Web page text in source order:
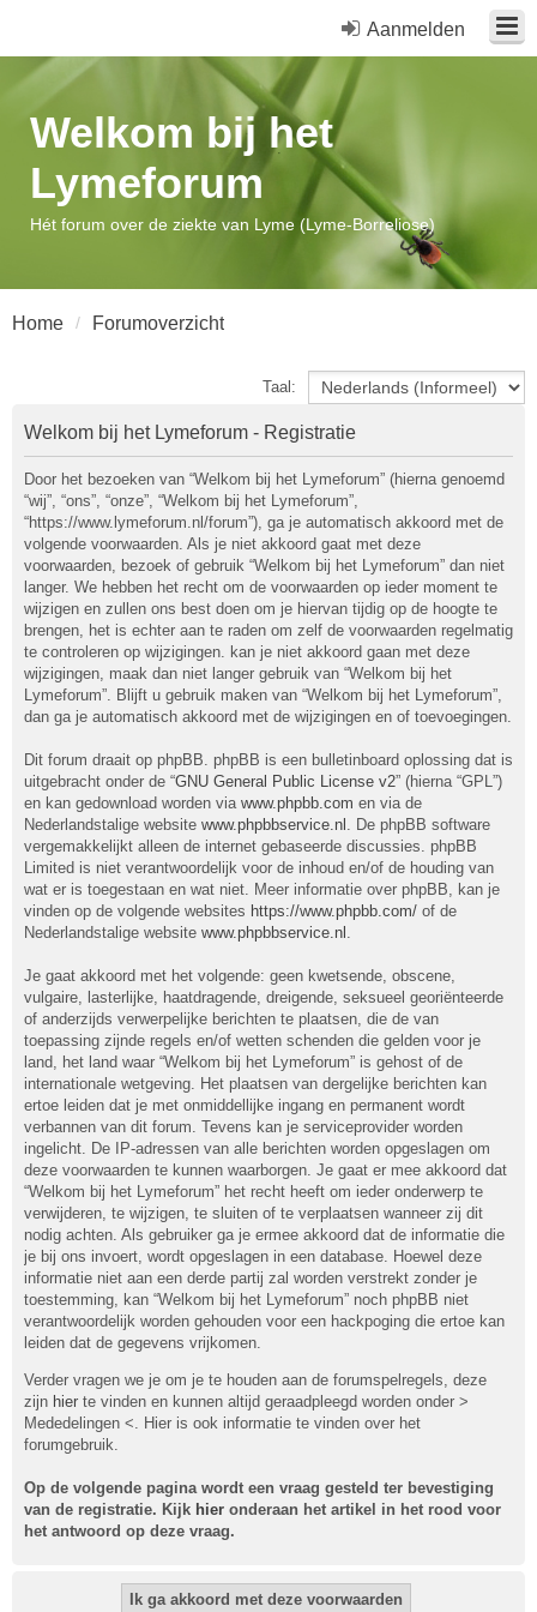
Aanmelden
Welkom bij het
Lymeforum
Hét forum over de ziekte van Lyme (Lyme-Borreliose)
Home Forumoverzicht
Taal:
Welkom bij het Lymeforum - Registratie
Door het bezoeken van “Welkom bij het Lymeforum” (hierna genoemd
“wij”, “ons”, “onze”, “Welkom bij het Lymeforum”,
“https://www.lymeforum.nl/forum”), ga je automatisch akkoord met de
volgende voorwaarden. Als je niet akkoord gaat met deze
voorwaarden, bezoek of gebruik “Welkom bij het Lymeforum” dan niet
langer. We hebben het recht om de voorwaarden op ieder moment te
wijzigen en zullen ons best doen om je hiervan tijdig op de hoogte te
brengen, het is echter aan te raden om zelf de voorwaarden regelmatig
te controleren op wijzigingen. kan je niet akkoord gaan met deze
wijzigingen, maak dan niet langer gebruik van “Welkom bij het
Lymeforum”. Blijft u gebruik maken van “Welkom bij het Lymeforum”,
dan ga je automatisch akkoord met de wijzigingen en of toevoegingen.
Dit forum draait op phpBB. phpBB is een bulletinboard oplossing dat is
uitgebracht onder de “GNU General Public License v2” (hierna “GPL”)
en kan gedownload worden via www.phpbb.com en via de
Nederlandstalige website www.phpbbservice.nl . De phpBB software
vergemakkelijkt alleen de internet gebaseerde discussies. phpBB
Limited is niet verantwoordelijk voor de inhoud en/of de houding van
wat er is toegestaan en wat niet. Meer informatie over phpBB, kan je
vinden op de volgende websites https://www.phpbb.com/ of de
Nederlandstalige website www.phpbbservice.nl .
Je gaat akkoord met het volgende: geen kwetsende, obscene,
vulgaire, lasterlijke, haatdragende, dreigende, seksueel georiënteerde
of anderzijds verwerpelijke berichten te plaatsen, die de van
toepassing zijnde regels en/of wetten schenden die gelden voor je
land, het land waar “Welkom bij het Lymeforum” is gehost of de
internationale wetgeving. Het plaatsen van dergelijke berichten kan
ertoe leiden dat je met onmiddellijke ingang en permanent wordt
verbannen van dit forum. Tevens kan je serviceprovider worden
ingelicht. De IP-adressen van alle berichten worden opgeslagen om
deze voorwaarden te kunnen waarborgen. Je gaat er mee akkoord dat
“Welkom bij het Lymeforum” het recht heeft om ieder onderwerp te
verwijderen, te wijzigen, te sluiten of te verplaatsen wanneer zij dit
nodig achten. Als gebruiker ga je ermee akkoord dat de informatie die
je bij ons invoert, wordt opgeslagen in een database. Hoewel deze
informatie niet aan een derde partij zal worden verstrekt zonder je
toestemming, kan “Welkom bij het Lymeforum” noch phpBB niet
verantwoordelijk worden gehouden voor een hackpoging die ertoe kan
leiden dat de gegevens vrijkomen.
Verder vragen we je om je te houden aan de forumspelregels, deze
zijn hier te vinden en kunnen altijd geraadpleegd worden onder >
Mededelingen <. Hier is ook informatie te vinden over het
forumgebruik.
Op de volgende pagina wordt een vraag gesteld ter bevestiging
van de registratie. Kijk hier onderaan het artikel in het rood voor
het antwoord op deze vraag.